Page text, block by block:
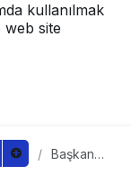
kullanılmak
web site
Başkan